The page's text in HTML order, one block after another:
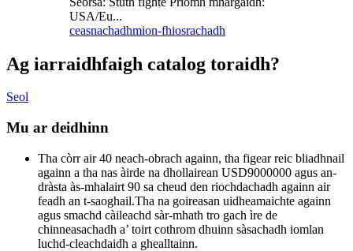
USA/Eu...
ceasnachadhmion-fhiosrachadh
Ag iarraidhfaigh catalog toraidh?
Seol
Mu ar deidhinn
Tha còrr air 40 neach-obrach againn, tha figear reic bliadhnail
againn a tha nas àirde na dhollairean USD9000000 agus an-
dràsta às-mhalairt 90 sa cheud den riochdachadh againn air
feadh an t-saoghail.Tha na goireasan uidheamaichte againn
agus smachd càileachd sàr-mhath tro gach ìre de
chinneasachadh a’ toirt cothrom dhuinn sàsachadh iomlan
luchd-cleachdaidh a ghealltainn.